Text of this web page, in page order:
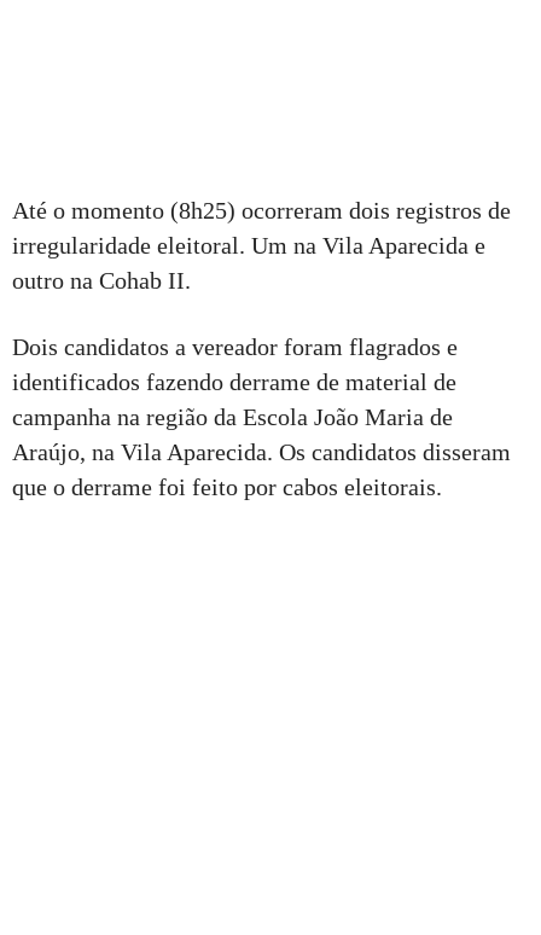
Até o momento (8h25) ocorreram dois registros de
irregularidade eleitoral. Um na Vila Aparecida e
outro na Cohab II.
Dois candidatos a vereador foram flagrados e
identificados fazendo derrame de material de
campanha na região da Escola João Maria de
Araújo, na Vila Aparecida. Os candidatos disseram
que o derrame foi feito por cabos eleitorais.